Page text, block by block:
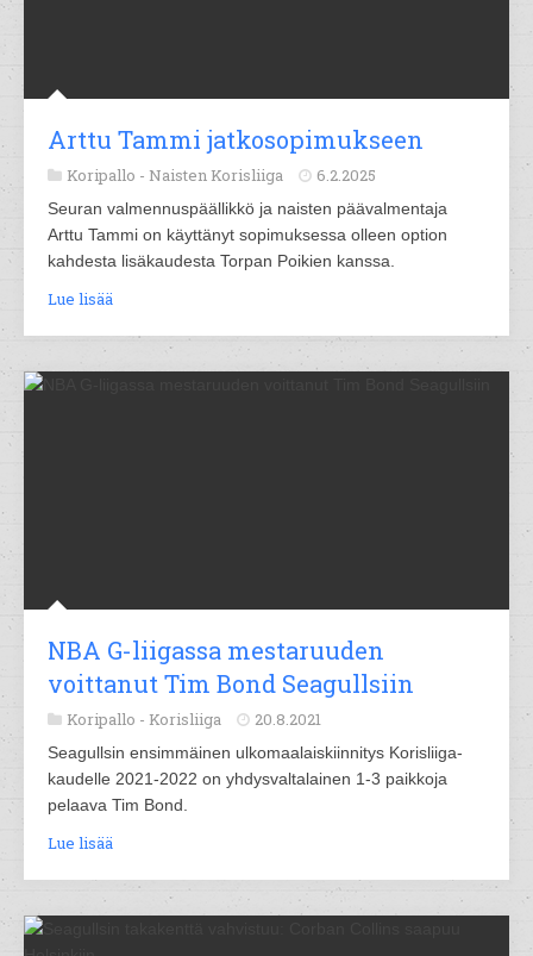
Arttu Tammi jatkosopimukseen
Koripallo - Naisten Korisliiga 6.2.2025
Seuran valmennuspäällikkö ja naisten päävalmentaja
Arttu Tammi on käyttänyt sopimuksessa olleen option
kahdesta lisäkaudesta Torpan Poikien kanssa.
Lue lisää
NBA G-liigassa mestaruuden
voittanut Tim Bond Seagullsiin
Koripallo - Korisliiga 20.8.2021
Seagullsin ensimmäinen ulkomaalaiskiinnitys Korisliiga-
kaudelle 2021-2022 on yhdysvaltalainen 1-3 paikkoja
pelaava Tim Bond.
Lue lisää